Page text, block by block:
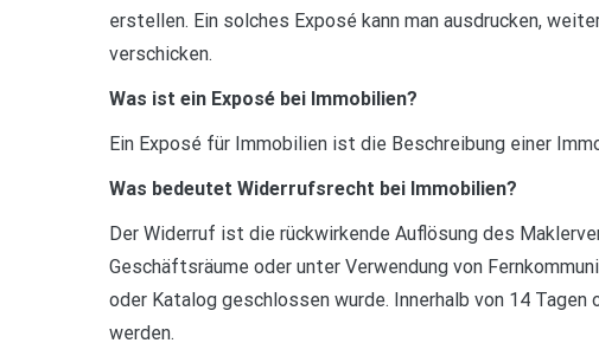
erstellen. Ein solches Exposé kann man ausdrucken,
verschicken.
Was ist ein Exposé bei Immobilien?
Ein Exposé für Immobilien ist die Beschreibung einer
Was bedeutet Widerrufsrecht bei Immobilien?
Der Widerruf ist die rückwirkende Auflösung des
Geschäftsräume oder unter Verwendung von
oder Katalog geschlossen wurde. Innerhalb von 14 Tagen
werden.